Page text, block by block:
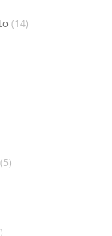
(14)